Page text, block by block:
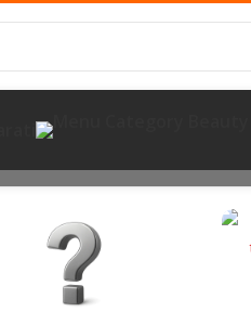
rezultat